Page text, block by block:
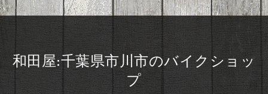
和田屋:千葉県市川市のバイクショッ
プ